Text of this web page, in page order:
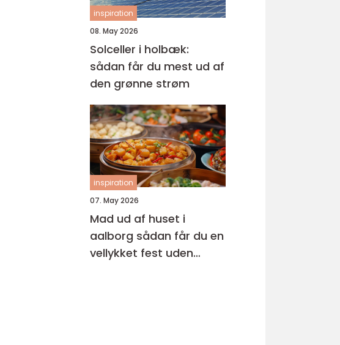
inspiration
08. May 2026
Solceller i holbæk:
sådan får du mest ud af
den grønne strøm
inspiration
07. May 2026
Mad ud af huset i
aalborg sådan får du en
vellykket fest uden